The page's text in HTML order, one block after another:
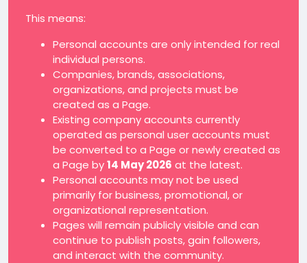
This means:
Personal accounts are only intended for real
individual persons.
Companies, brands, associations,
organizations, and projects must be
created as a Page.
Existing company accounts currently
operated as personal user accounts must
be converted to a Page or newly created as
a Page by14 May 2026 at the latest.
Personal accounts may not be used
primarily for business, promotional, or
organizational representation.
Pages will remain publicly visible and can
continue to publish posts, gain followers,
and interact with the community.